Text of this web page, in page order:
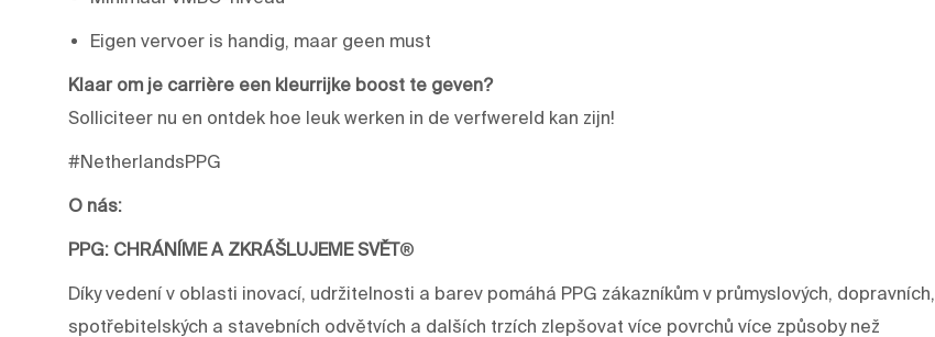
Eigen vervoer is handig, maar geen must
Klaar om je carrière een kleurrijke boost te geven?
Solliciteer nu en ontdek hoe leuk werken in de verfwereld kan zijn!
#NetherlandsPPG
O nás:
PPG: CHRÁNÍME A ZKRÁŠLUJEME SVĚT®
Díky vedení v oblasti inovací, udržitelnosti a barev pomáhá PPG zákazníkům v průmyslových, dopravních,
spotřebitelských a stavebních odvětvích a dalších trzích zlepšovat více povrchů více způsoby než